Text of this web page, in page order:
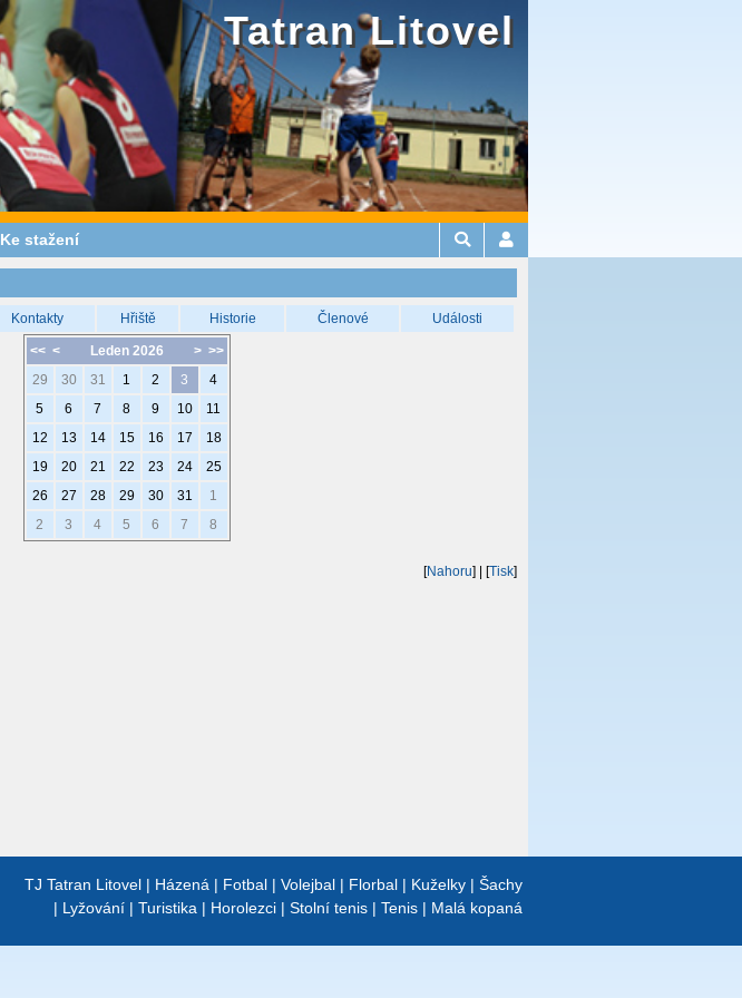
Tatran Litovel
Ke stažení
Kontakty Hřiště Historie Členové Události
<< < > >>
Leden 2026
29
30 31 1 2 3
4
5
6 7 8 9 10
11
12
13 14 15 16 17
18
19
20 21 22 23 24
25
26
27 28 29 30 31
1
2
3 4 5 6 7 8
[Nahoru] | [Tisk]
TJ Tatran Litovel | Házená | Fotbal | Volejbal | Florbal | Kuželky | Šachy
| Lyžování | Turistika | Horolezci | Stolní tenis | Tenis | Malá kopaná